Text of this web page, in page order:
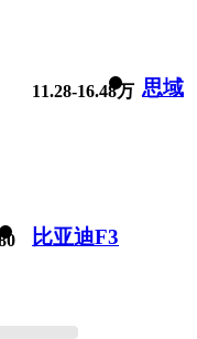
11.28-16.48万 思域
比亚迪F3